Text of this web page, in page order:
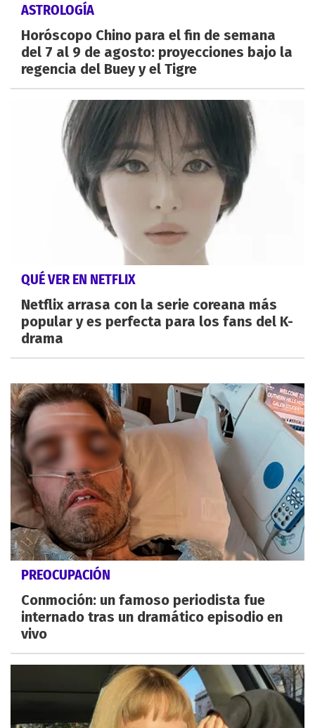
ASTROLOGÍA
Horóscopo Chino para el fin de semana
del 7 al 9 de agosto: proyecciones bajo la
regencia del Buey y el Tigre
QUÉ VER EN NETFLIX
Netflix arrasa con la serie coreana más
popular y es perfecta para los fans del K-
drama
PREOCUPACIÓN
Conmoción: un famoso periodista fue
internado tras un dramático episodio en
vivo